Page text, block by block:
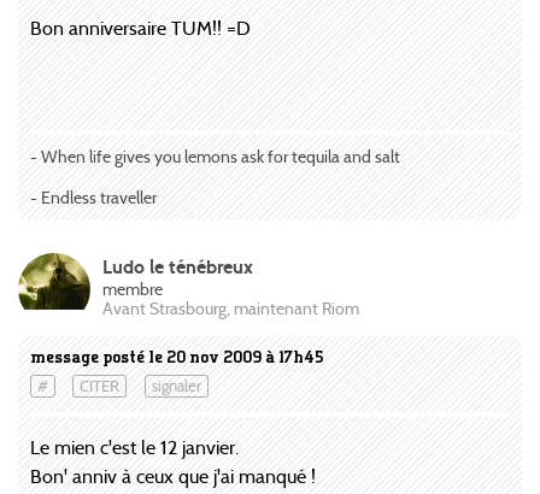
Bon anniversaire TUM!! =D
- When life gives you lemons ask for tequila and salt
- Endless traveller
message posté le 20 nov 2009 à 17h45
# CITER signaler
Ludo le ténébreux
membre
Avant Strasbourg, maintenant Riom
Le mien c'est le 12 janvier.
Bon' anniv à ceux que j'ai manqué !